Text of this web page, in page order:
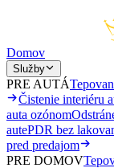
Domov
Služby
PRE AUTÁ
Čistenie interiéru
auta ozónom
autePDR bez
pred predajom
PRE DOMOV